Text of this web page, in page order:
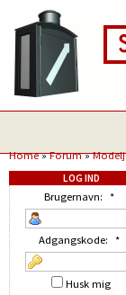
Home»Forum»
LOG IND
Brugernavn: *
Adgangskode: *
Husk mig